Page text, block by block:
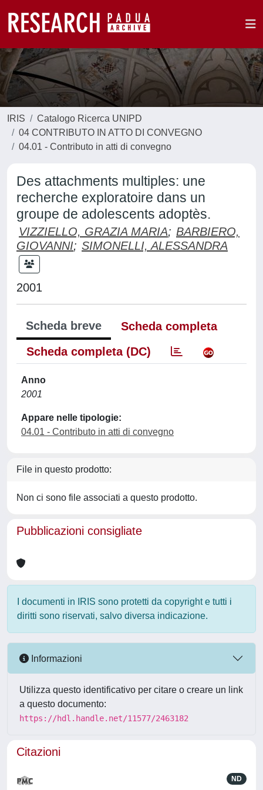
IRIS
Catalogo Ricerca UNIPD
04 CONTRIBUTO IN ATTO DI CONVEGNO
04.01 - Contributo in atti di convegno
Des attachments multiples: une
recherche exploratoire dans un
groupe de adolescents adoptès.
VIZZIELLO, GRAZIA MARIA; BARBIERO,
GIOVANNI; SIMONELLI, ALESSANDRA
2001
Scheda breve
Scheda completa
Scheda completa (DC)
Anno
2001
Appare nelle tipologie:
04.01 - Contributo in atti di convegno
File in questo prodotto:
Non ci sono file associati a questo prodotto.
Pubblicazioni consigliate
I documenti in IRIS sono protetti da copyright e tutti i
diritti sono riservati, salvo diversa indicazione.
Informazioni
Utilizza questo identificativo per citare o creare un link
a questo documento:
https://hdl.handle.net/11577/2463182
Citazioni
ND